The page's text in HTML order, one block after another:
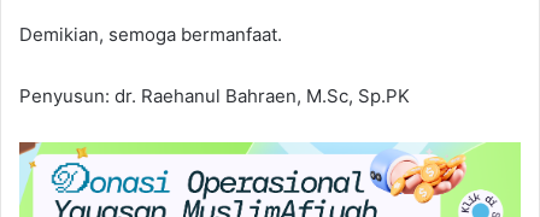
Demikian, semoga bermanfaat.
Penyusun: dr. Raehanul Bahraen, M.Sc, Sp.PK